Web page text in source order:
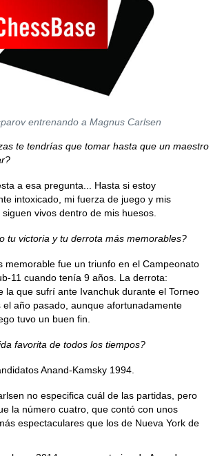
entrenando a Magnus Carlsen
te tendrías que tomar hasta que un maestro
a esa pregunta... Hasta si estoy
intoxicado, mi fuerza de juego y mis
vivos dentro de mis huesos.
tu victoria y tu derrota más memorables?
memorable fue un triunfo en el Campeonato
11 cuando tenía 9 años. La derrota:
la que sufrí ante Ivanchuk durante el Torneo
el año pasado, aunque afortunadamente
tuvo un buen fin.
favorita de todos los tiempos?
Anand-Kamsky 1994.
no especifica cuál de las partidas, pero
la número cuatro, que contó con unos
espectaculares que los de Nueva York de